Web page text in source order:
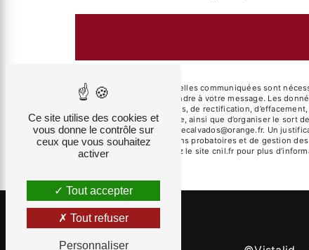
** Les données personnelles communiquées sont
dans le seul but de répondre à votre message. Les
disposez de droits d’accès, de rectification,
d’une autorité de contrôle, ainsi que d’organiser le sort
électronique à l'adresse lecalvados@orange.fr. Un
prescription légale aux fins probatoires et de gestion
Bloctel.gouv.fr
. Consultez le site cnil.fr pour plus
Ce site utilise des cookies et
vous donne le contrôle sur
ceux que vous souhaitez
activer
Tout accepter
Tout refuser
Personnaliser